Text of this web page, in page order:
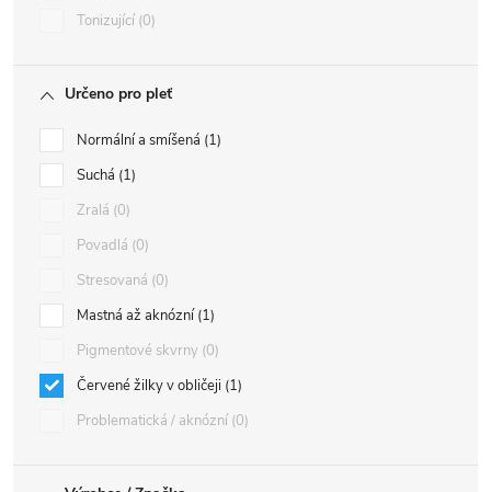
Tonizující 0
Určeno pro pleť
Normální a smíšená 1
Suchá 1
Zralá 0
Povadlá 0
Stresovaná 0
Mastná až aknózní 1
Pigmentové skvrny 0
Červené žilky v obličeji 1
Problematická / aknózní 0